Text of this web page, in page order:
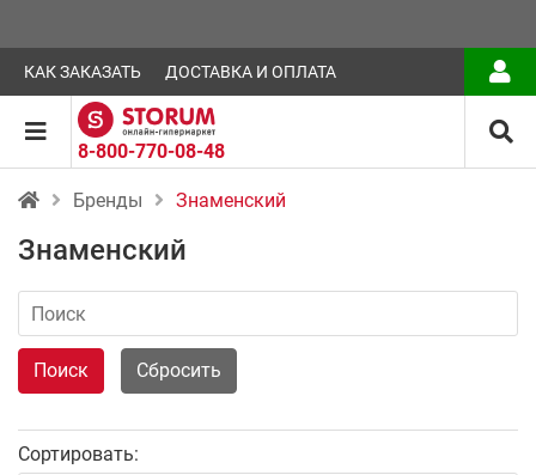
КАК ЗАКАЗАТЬ ДОСТАВКА И ОПЛАТА
8-800-770-08-48
Бренды Знаменский
Знаменский
Поиск Сбросить
Сортировать: